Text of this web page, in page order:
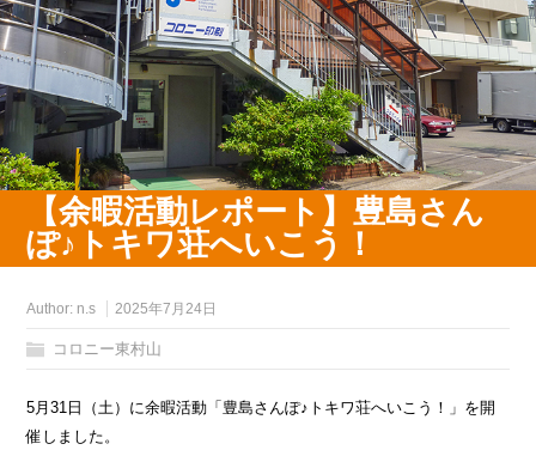
【余暇活動レポート】豊島さん
ぽ♪トキワ荘へいこう！
Author: n.s 2025年7月24日
コロニー東村山
5月31日（土）に余暇活動「豊島さんぽ♪トキワ荘へいこう！」を開
催しました。